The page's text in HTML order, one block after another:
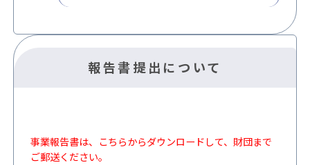
報告書提出について
事業報告書は、こちらからダウンロードして、財団まで
ご郵送ください。